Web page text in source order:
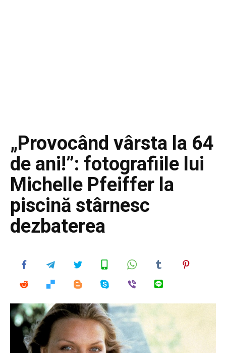
„Provocând vârsta la 64
de ani!”: fotografiile lui
Michelle Pfeiffer la
piscină stârnesc
dezbaterea